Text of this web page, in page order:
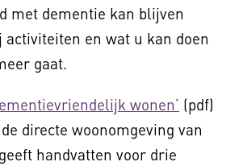
met dementie kan blijven
activiteiten en wat u kan doen
gaat.
wonen’ (pdf)
directe woonomgeving van
handvatten voor drie